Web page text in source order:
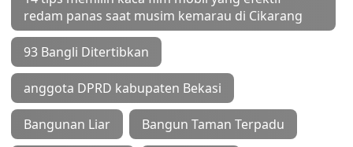
redam panas saat musim kemarau di Cikarang
93 Bangli Ditertibkan
anggota DPRD kabupaten Bekasi
Bangunan Liar Bangun Taman Terpadu